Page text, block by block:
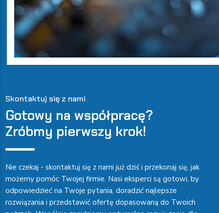
Skontaktuj się z nami
Gotowy na współpracę?
Zróbmy pierwszy krok!
Nie czekaj - skontaktuj się z nami już dziś i przekonaj się, jak
możemy pomóc Twojej firmie. Nasi eksperci są gotowi, by
odpowiedzieć na Twoje pytania, doradzić najlepsze
rozwiązania i przedstawić ofertę dopasowaną do Twoich